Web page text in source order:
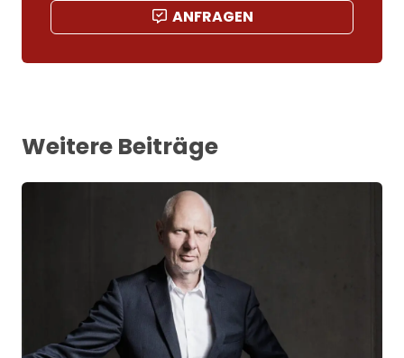
ANFRAGEN
Weitere Beiträge